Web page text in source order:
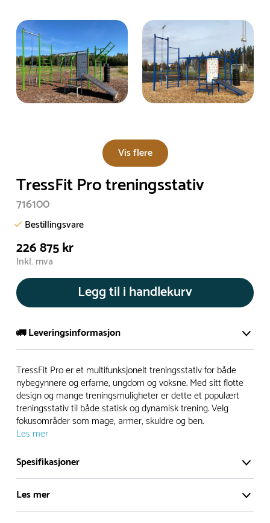
Vis flere
TressFit Pro treningsstativ
716100
Bestillingsvare
226 875 kr
Inkl. mva
Legg til i handlekurv
🚛 Leveringsinformasjon
De aller fleste av våre lekeapparat produseres på bestilling.
Leveringstid på bestillingsvarer vil være 8+ uker.
I høysesong må lengre leveringstid påregnes.
Rask levering
Hos oss finner du flere produkter merket ‘Rask Levering’.
Dette er produkter som normalt sett er bestillingsvarer,
men hos oss er de lagervare.
TressFit Pro er et multifunksjonelt treningsstativ for både
nybegynnere og erfarne, ungdom og voksne. Med sitt flotte
design og mange treningsmuligheter er dette et populært
treningsstativ til både statisk og dynamisk trening. Velg
fokusområder som mage, armer, skuldre og ben.
Les mer
Spesifikasjoner
Les mer